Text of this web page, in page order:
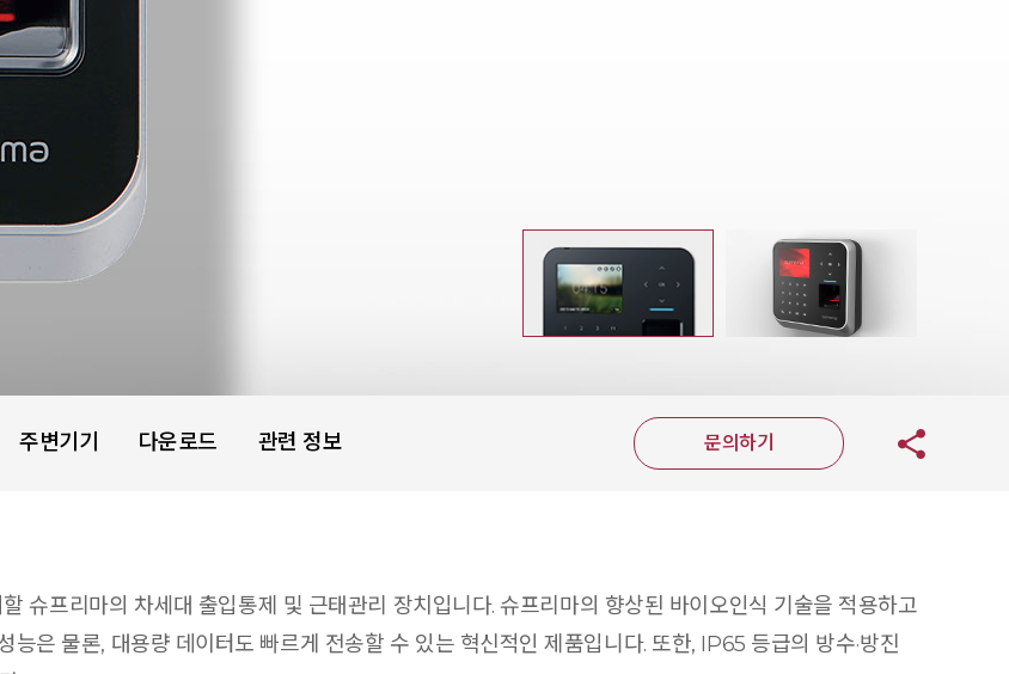
주변기기 다운로드 관련 정보 문의하기
슈프리마의 차세대 출입통제 및 근태관리 장치입니다. 슈프리마의 향상된 바이오인식 기술을 적용하고
은 물론, 대용량 데이터도 빠르게 전송할 수 있는 혁신적인 제품입니다. 또한, IP65 등급의 방수·방진